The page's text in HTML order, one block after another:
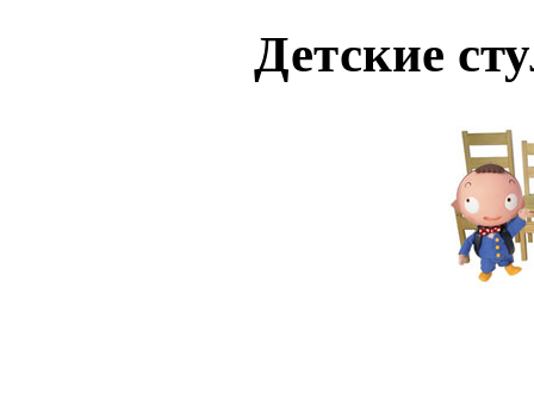
Детские